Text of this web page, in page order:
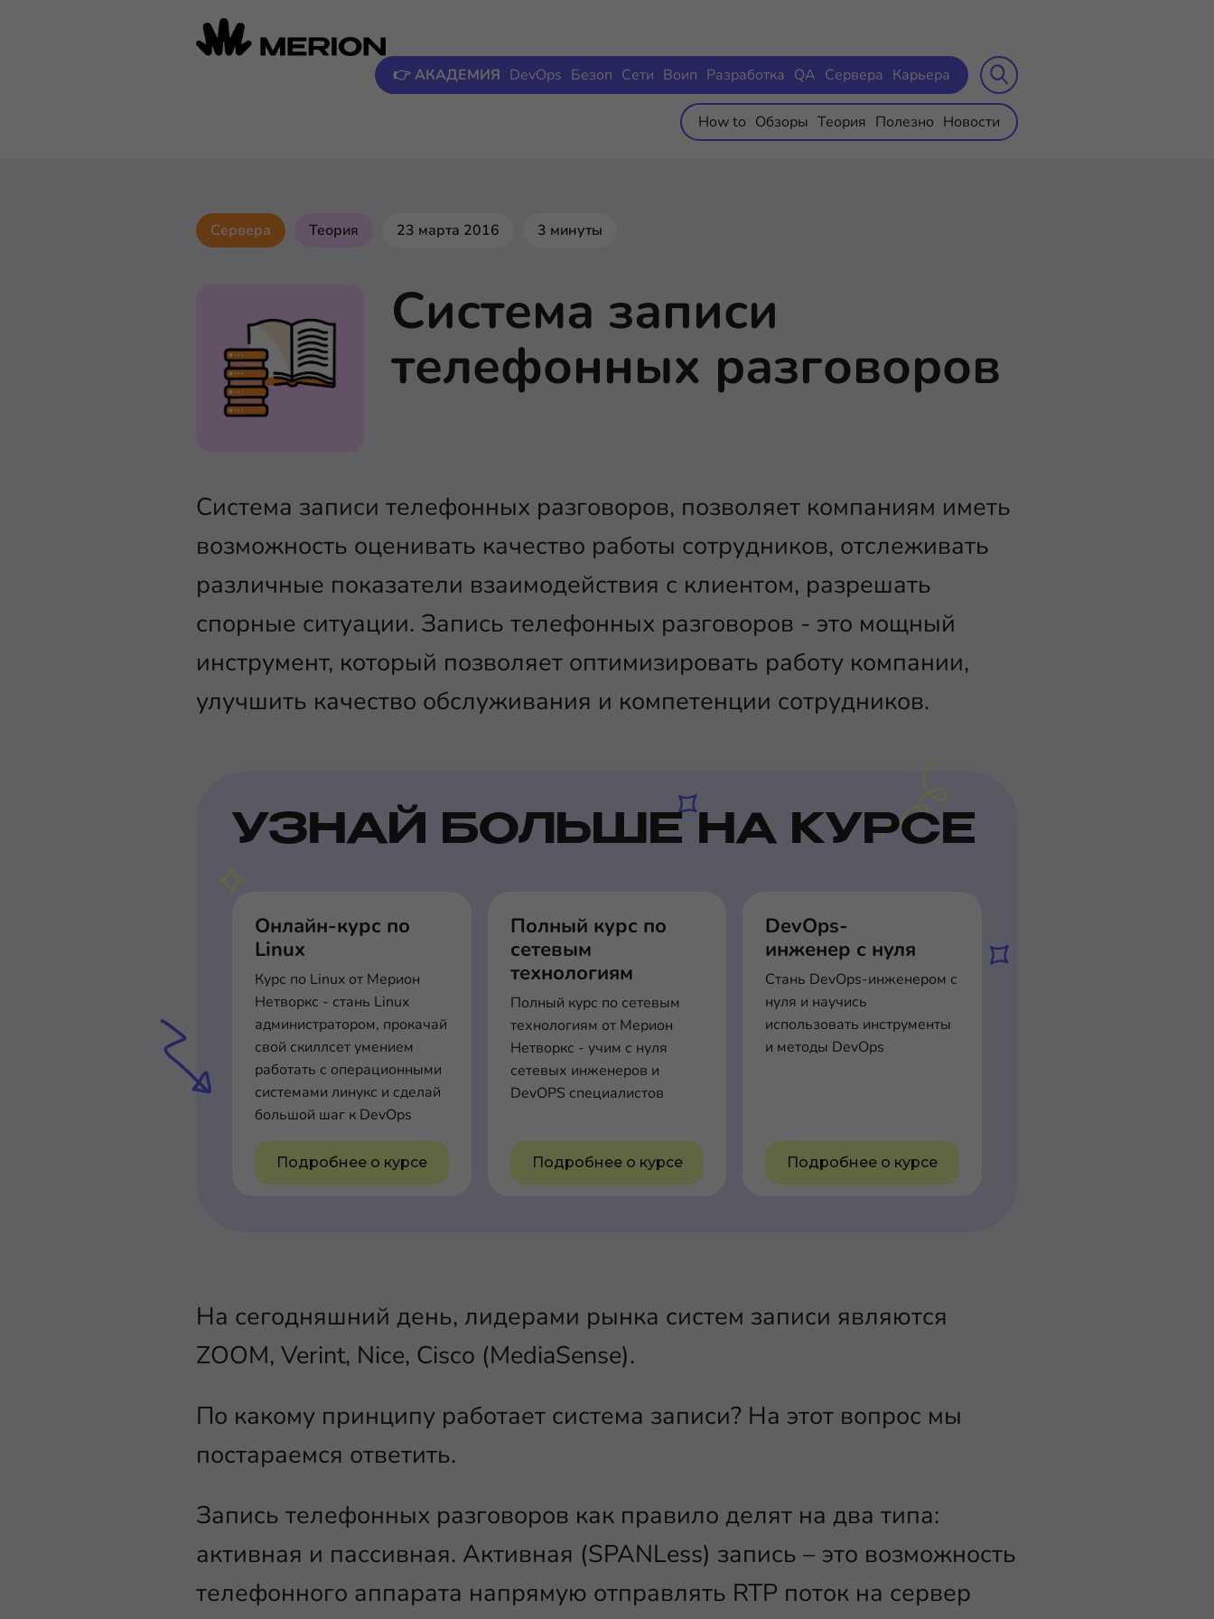
👉 АКАДЕМИЯ DevOps Безоп Сети Воип Разработка QA Сервера Карьера
How to Обзоры Теория Полезно Новости
Сервера Теория 23 марта 2016 3 минуты
Система записи
телефонных разговоров
Система записи телефонных разговоров, позволяет компаниям иметь
возможность оценивать качество работы сотрудников, отслеживать
различные показатели взаимодействия с клиентом, разрешать
спорные ситуации. Запись телефонных разговоров - это мощный
инструмент, который позволяет оптимизировать работу компании,
улучшить качество обслуживания и компетенции сотрудников.
УЗНАЙ БОЛЬШЕ НА КУРСЕ
Онлайн-курс по
Linux
Курс по Linux от Мерион
Нетворкс - стань Linux
администратором, прокачай
свой скиллсет умением
работать с операционными
системами линукс и сделай
большой шаг к DevOps
Подробнее о курсе
Полный курс по
сетевым
технологиям
Полный курс по сетевым
технологиям от Мерион
Нетворкс - учим с нуля
сетевых инженеров и
DevOPS специалистов
Подробнее о курсе
DevOps-
инженер с нуля
Стань DevOps-инженером с
нуля и научись
использовать инструменты
и методы DevOps
Подробнее о курсе
На сегодняшний день, лидерами рынка систем записи являются
ZOOM, Verint, Nice, Cisco (MediaSense).
По какому принципу работает система записи? На этот вопрос мы
постараемся ответить.
Запись телефонных разговоров как правило делят на два типа:
активная и пассивная. Активная (SPANLess) запись – это возможность
телефонного аппарата напрямую отправлять RTP поток на сервер